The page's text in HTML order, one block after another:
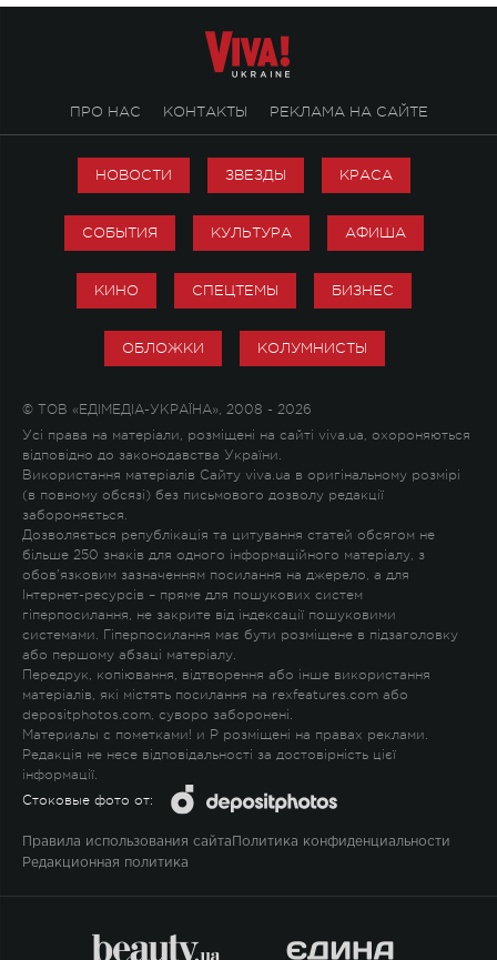
ПРО НАС КОНТАКТЫ РЕКЛАМА НА САЙТЕ
НОВОСТИ ЗВЕЗДЫ КРАСА
СОБЫТИЯ КУЛЬТУРА АФИША
КИНО СПЕЦТЕМЫ БИЗНЕС
ОБЛОЖКИ КОЛУМНИСТЫ
© ТОВ «ЕДІМЕДІА-УКРАЇНА», 2008 - 2026
Усі права на матеріали, розміщені на сайті viva.ua, охороняються
відповідно до законодавства України.
Використання матеріалів Сайту viva.ua в оригінальному розмірі
(в повному обсязі) без письмового дозволу редакції
забороняється.
Дозволяється републікація та цитування статей обсягом не
більше 250 знаків для одного інформаційного матеріалу, з
обов'язковим зазначенням посилання на джерело, а для
Інтернет-ресурсів – пряме для пошукових систем
гіперпосилання, не закрите від індексації пошуковими
системами. Гіперпосилання має бути розміщене в підзаголовку
або першому абзаці матеріалу.
Передрук, копіювання, відтворення або інше використання
матеріалів, які містять посилання на rexfeatures.com або
depositphotos.com, суворо заборонені.
Материалы с пометками! и P розміщені на правах реклами.
Редакція не несе відповідальності за достовірність цієї
інформації.
Стоковые фото от:
Правила использования сайта Политика конфиденциальности
Редакционная политика